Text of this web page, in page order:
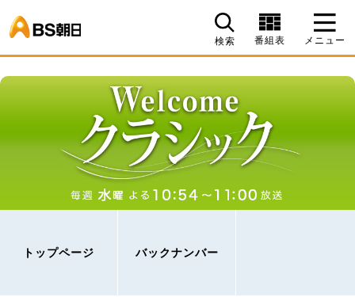
検索 番組表 メニュー
トップページ バックナンバー